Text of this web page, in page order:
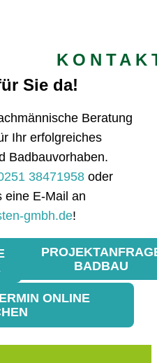
Sie da!
Beratung
Ihr erfolgreiches
Badbauvorhaben.
38471958oder
eine E-Mail an
gmbh.de!
BADBAU
ONLINE